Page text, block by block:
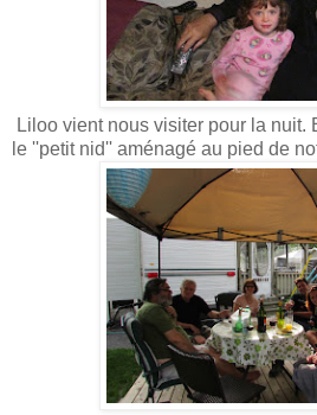
Liloo vient nous visiter pour la nuit.
le ''petit nid'' aménagé au pied de